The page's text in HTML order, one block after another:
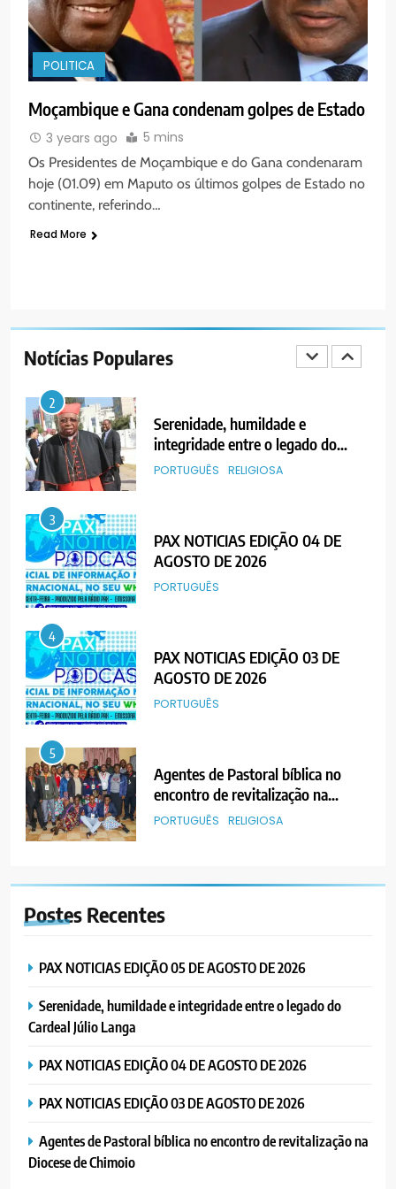
Notícias Populares
Padre Mubango
PORTUGUÊS RELIGIOSA
7
MERCADO DE INHAMÍZUA:
TRANSFERÊNCIA DOS
VENDEDORES FOI ACEITE, MAS
SURGIRAM RESISTÊNCIAS PELO
CAMINHO
PORTUGUÊS SOCIEDADE
8
PAX NOTICIAS EDIÇÃO 28 DE
JUNHO DE 2026
AGOSTO DE 2026
PORTUGUÊS
2
Serenidade, humildade e
integridade entre o legado do
Cardeal Júlio Langa
PORTUGUÊS RELIGIOSA
3
PAX NOTICIAS EDIÇÃO 04 DE
AGOSTO DE 2026
PORTUGUÊS
4
PAX NOTICIAS EDIÇÃO 03 DE
AGOSTO DE 2026
PORTUGUÊS
5
Agentes de Pastoral bíblica no
encontro de revitalização na
Diocese de Chimoio
PORTUGUÊS RELIGIOSA
“Um movimento eclesial sem
Cristo como centro é uma simples
MERCADO DE INHAMÍZUA:
VENDEDORES FOI ACEITE, MAS
CAMINHO
PORTUGUÊS
8
JUNHO DE 2026
POLITICA
Moçambique e Gana condenam golpes de Estado
3 years ago 5 mins
Os Presidentes de Moçambique e do Gana condenaram
hoje (01.09) em Maputo os últimos golpes de Estado no
continente, referindo…
Read More
Postes Recentes
PAX NOTICIAS EDIÇÃO 05 DE AGOSTO DE 2026
Serenidade, humildade e integridade entre o legado do
Cardeal Júlio Langa
PAX NOTICIAS EDIÇÃO 04 DE AGOSTO DE 2026
PAX NOTICIAS EDIÇÃO 03 DE AGOSTO DE 2026
Agentes de Pastoral bíblica no encontro de revitalização na
Diocese de Chimoio